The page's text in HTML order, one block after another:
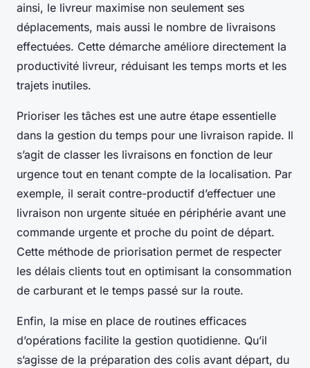
ainsi, le livreur maximise non seulement ses
déplacements, mais aussi le nombre de livraisons
effectuées. Cette démarche améliore directement la
productivité livreur, réduisant les temps morts et les
trajets inutiles.
Prioriser les tâches est une autre étape essentielle
dans la gestion du temps pour une livraison rapide. Il
s’agit de classer les livraisons en fonction de leur
urgence tout en tenant compte de la localisation. Par
exemple, il serait contre-productif d’effectuer une
livraison non urgente située en périphérie avant une
commande urgente et proche du point de départ.
Cette méthode de priorisation permet de respecter
les délais clients tout en optimisant la consommation
de carburant et le temps passé sur la route.
Enfin, la mise en place de routines efficaces
d’opérations facilite la gestion quotidienne. Qu’il
s’agisse de la préparation des colis avant départ, du